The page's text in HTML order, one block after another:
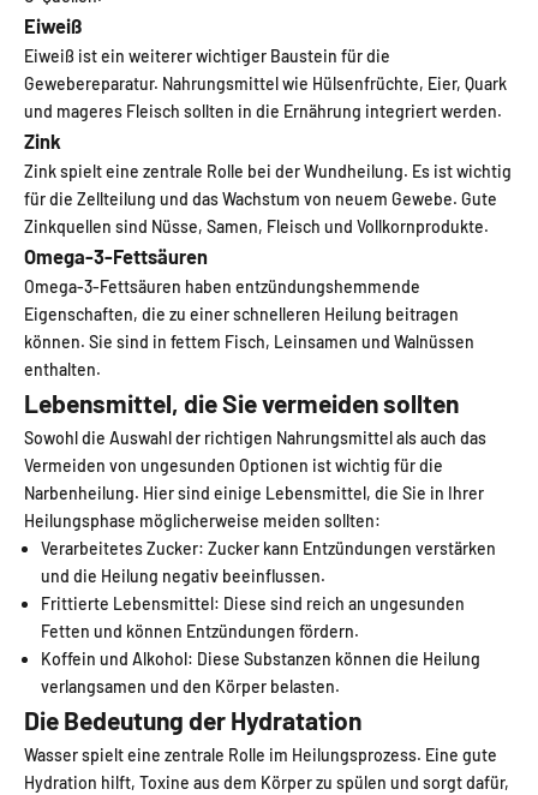
Eiweiß
Eiweiß ist ein weiterer wichtiger Baustein für die
Gewebereparatur. Nahrungsmittel wie Hülsenfrüchte, Eier, Quark
und mageres Fleisch sollten in die Ernährung integriert werden.
Zink
Zink spielt eine zentrale Rolle bei der Wundheilung. Es ist wichtig
für die Zellteilung und das Wachstum von neuem Gewebe. Gute
Zinkquellen sind Nüsse, Samen, Fleisch und Vollkornprodukte.
Omega-3-Fettsäuren
Omega-3-Fettsäuren haben entzündungshemmende
Eigenschaften, die zu einer schnelleren Heilung beitragen
können. Sie sind in fettem Fisch, Leinsamen und Walnüssen
enthalten.
Lebensmittel, die Sie vermeiden sollten
Sowohl die Auswahl der richtigen Nahrungsmittel als auch das
Vermeiden von ungesunden Optionen ist wichtig für die
Narbenheilung. Hier sind einige Lebensmittel, die Sie in Ihrer
Heilungsphase möglicherweise meiden sollten:
Verarbeitetes Zucker: Zucker kann Entzündungen verstärken
und die Heilung negativ beeinflussen.
Frittierte Lebensmittel: Diese sind reich an ungesunden
Fetten und können Entzündungen fördern.
Koffein und Alkohol: Diese Substanzen können die Heilung
verlangsamen und den Körper belasten.
Die Bedeutung der Hydratation
Wasser spielt eine zentrale Rolle im Heilungsprozess. Eine gute
Hydration hilft, Toxine aus dem Körper zu spülen und sorgt dafür,